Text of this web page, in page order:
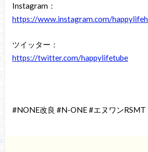
Instagram：
https://www.instagram.com/
ツイッター：
https://twitter.com/happylifetube
#NONE改良 #N-ONE #エヌワンRSMT